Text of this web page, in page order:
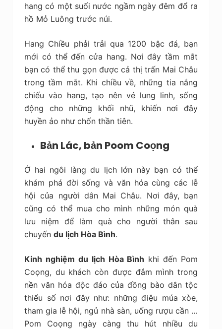
hang có một suối nước ngầm ngày đêm đổ ra
hồ Mỏ Luông trước núi.
Hang Chiều phải trải qua 1200 bậc đá, bạn
mới có thể đến cửa hang. Nơi đây tầm mắt
bạn có thể thu gọn được cả thị trấn Mai Châu
trong tầm mắt. Khi chiều về, những tia nắng
chiếu vào hang, tạo nên vẻ lung linh, sống
động cho những khối nhũ, khiến nơi đây
huyền ảo như chốn thần tiên.
Bản Lác, bản Poom Coọng
Ở hai ngôi làng du lịch lớn này bạn có thể
khám phá đời sống và văn hóa cùng các lễ
hội của người dân Mai Châu. Nơi đây, bạn
cũng có thể mua cho mình những món quà
lưu niệm để làm quà cho người thân sau
chuyến du lịch Hòa Bình.
Kinh nghiệm du lịch Hòa Bình khi đến Pom
Coọng, du khách còn được đắm mình trong
nền văn hóa độc đáo của đồng bào dân tộc
thiểu số nơi đây như: những điệu múa xòe,
tham gia lễ hội, ngủ nhà sàn, uống rượu cần …
Pom Coọng ngày càng thu hút nhiều du